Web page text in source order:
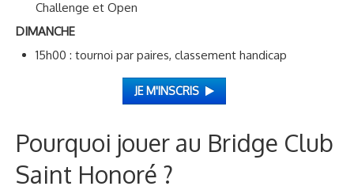
Challenge et Open
DIMANCHE
15h00 : tournoi par paires, classement handicap
JE M'INSCRIS
Pourquoi jouer au Bridge Club
Saint Honoré ?